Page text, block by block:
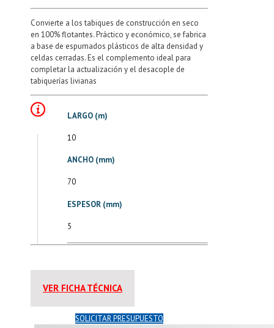
Convierte a los tabiques de construcción en seco
en 100% flotantes. Práctico y económico, se fabrica
a base de espumados plásticos de alta densidad y
celdas cerradas. Es el complemento ideal para
completar la actualización y el desacople de
tabiquerías livianas
LARGO (m)
10
ANCHO (mm)
70
ESPESOR (mm)
5
VER FICHA TÉCNICA
SOLICITAR PRESUPUESTO